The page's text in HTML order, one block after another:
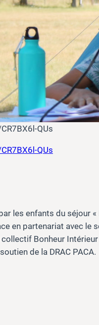
QUs
QUs
les enfants du séjour
en partenariat avec le
Bonheur
de la DRAC PACA.